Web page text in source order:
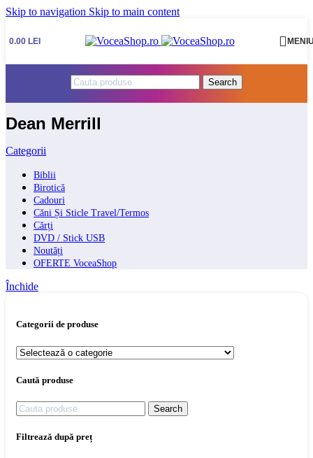
Skip to navigation Skip to main content
0.00 LEI
Search
Dean Merrill
Categorii
Biblii
Birotică
Cadouri
Căni Și Sticle Travel/Termos
Cărți
DVD / Stick USB
Noutăți
OFERTE VoceaShop
Închide
Categorii de produse
Caută produse
Search
Filtrează după preț